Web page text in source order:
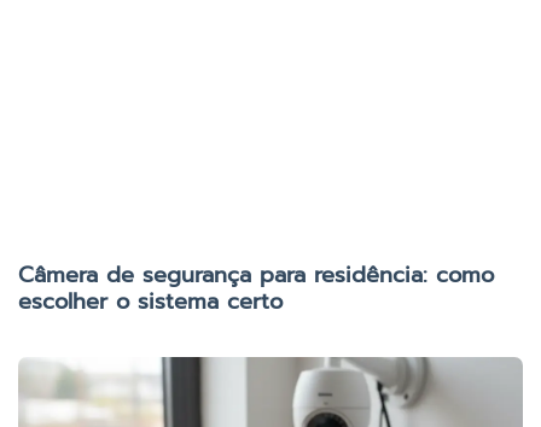
Câmera de segurança para residência: como
escolher o sistema certo